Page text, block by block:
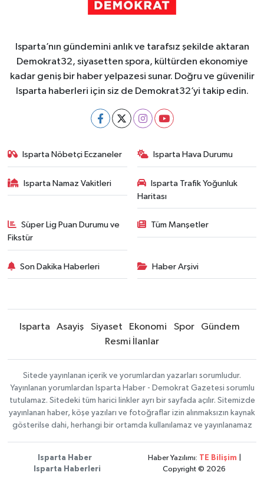
Isparta’nın gündemini anlık ve tarafsız şekilde aktaran
Demokrat32, siyasetten spora, kültürden ekonomiye
kadar geniş bir haber yelpazesi sunar. Doğru ve güvenilir
Isparta haberleri için siz de Demokrat32’yi takip edin.
Isparta Nöbetçi Eczaneler Isparta Hava Durumu
Isparta Namaz Vakitleri
Isparta Trafik Yoğunluk
Haritası
Süper Lig Puan Durumu ve
Fikstür
Tüm Manşetler
Son Dakika Haberleri Haber Arşivi
Isparta Asayiş Siyaset Ekonomi Spor
Gündem
Resmi İlanlar
Sitede yayınlanan içerik ve yorumlardan yazarları sorumludur.
Yayınlanan yorumlardan Isparta Haber - Demokrat Gazetesi sorumlu
tutulamaz. Sitedeki tüm harici linkler ayrı bir sayfada açılır. Sitemizde
yayınlanan haber, köşe yazıları ve fotoğraflar izin alınmaksızın kaynak
gösterilse dahi, herhangi bir ortamda kullanılamaz ve yayınlanamaz
Isparta Haber
Isparta Haberleri
Haber Yazılımı: TE Bilişim
Copyright © 2026